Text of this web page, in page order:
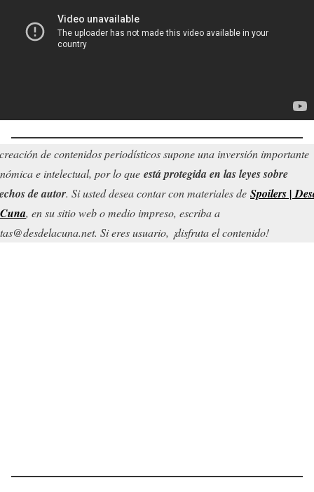
de contenidos periodísticos supone una inversión importante
e intelectual, por lo que está protegida en las leyes sobre
de autor. Si usted desea contar con materiales de Spoilers |
, en su sitio web o medio impreso, escriba a
Si eres usuario, ¡disfruta el contenido!